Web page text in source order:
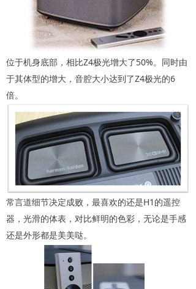
位于机身底部，相比Z4极光增大了50%。同时由
于其体型的增大，音腔大小达到了Z4极光的6
倍。
常言道细节决定成败，最喜欢的还是H1的遥控
器，光滑的体表，对比鲜明的色彩，无论是手感
还是外形都是美美哒。